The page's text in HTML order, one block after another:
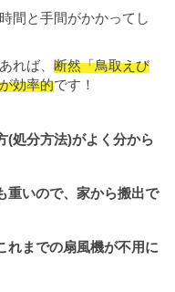
間と手間がかかってし
れば、 断然「鳥取えび
効率的です！
(処分方法)がよく分から
重いので、家から搬出で
れまでの扇風機が不用に